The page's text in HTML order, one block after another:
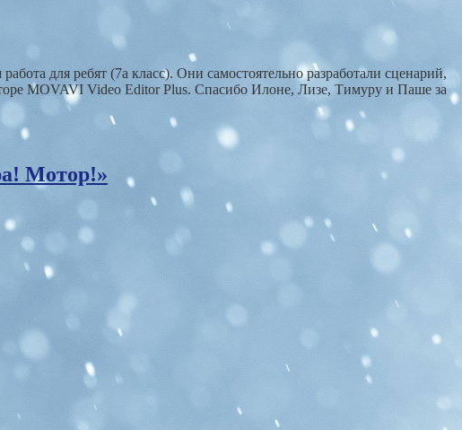
для ребят (7а класс). Они самостоятельно разработали сценарий,
MOVAVI Video Editor Plus. Спасибо Илоне, Лизе, Тимуру и Паше за
Мотор!»